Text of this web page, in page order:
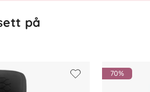
Mansjetter: Elastiske
Lukking: Glidelås foran
på
70%